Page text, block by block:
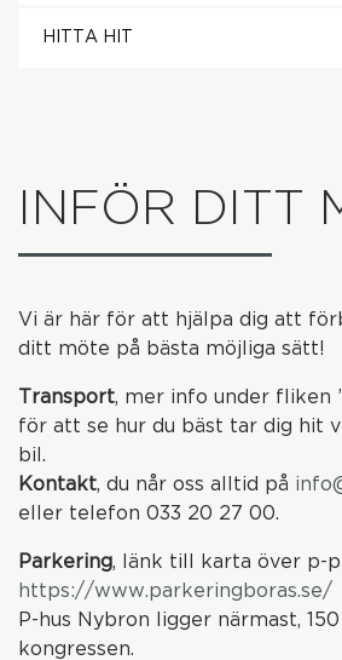
HITTA HIT
INFÖR DITT
Vi är här för att hjälpa dig att
ditt möte på bästa möjliga sätt!
Transport, mer info under fliken
för att se hur du bäst tar dig hit
bil.
Kontakt, du når oss alltid på
eller telefon 033 20 27 00.
Parkering, länk till karta över p-
https://www.parkeringboras.se/
P-hus Nybron ligger närmast,
kongressen.